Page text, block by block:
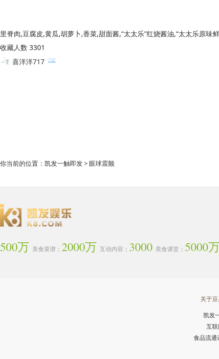
收藏人数 3301
喜洋洋717
你当前的位置： 凯发一触即发> 眼球震颤
500万 美食菜谱； 2000万 互动内容； 3000 美食课堂； 5000
关于
凯发
互
食品流